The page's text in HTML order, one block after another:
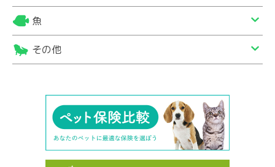
魚
その他